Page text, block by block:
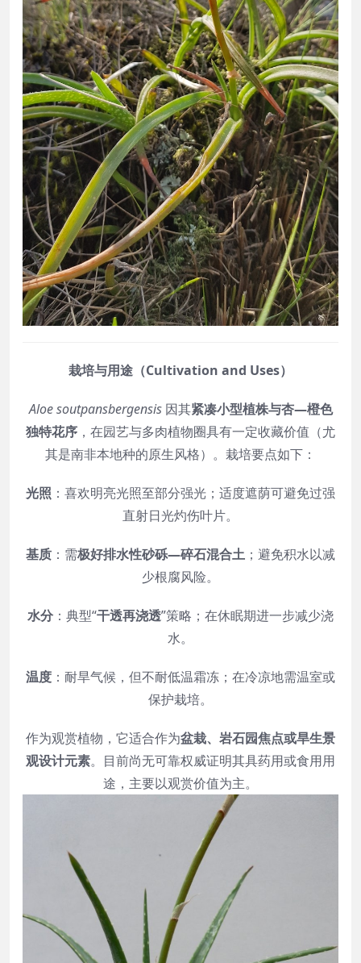
栽培与用途（Cultivation and Uses）
Aloe soutpansbergensis因其紧凑小型植株与杏—橙色
独特花序 ，在园艺与多肉植物圈具有一定收藏价值（尤
其是南非本地种的原生风格）。栽培要点如下：
光照 ：喜欢明亮光照至部分强光；适度遮荫可避免过强
直射日光灼伤叶片。
基质 ：需极好排水性砂砾—碎石混合土 ；避免积水以减
少根腐风险。
水分 ：典型“干透再浇透”策略；在休眠期进一步减少浇
水。
温度 ：耐旱气候，但不耐低温霜冻；在冷凉地需温室或
保护栽培。
作为观赏植物，它适合作为盆栽、岩石园焦点或旱生景
观设计元素。目前尚无可靠权威证明其具药用或食用用
途，主要以观赏价值为主。